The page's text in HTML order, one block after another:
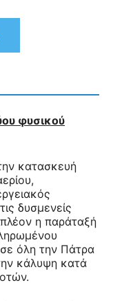
φυσικού
κατασκευή
δυσμενείς
η παράταξή
σε όλη την Πάτρα
κάλυψη κατά